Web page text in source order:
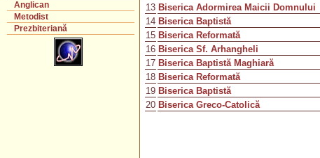
Anglican
Metodist
Prezbiteriană
13 Biserica Adormirea Maicii Domnului
14 Biserica Baptistă
15 Biserica Reformată
16 Biserica Sf. Arhangheli
17 Biserica Baptistă Maghiară
18 Biserica Reformată
19 Biserica Baptistă
20 Biserica Greco-Catolică